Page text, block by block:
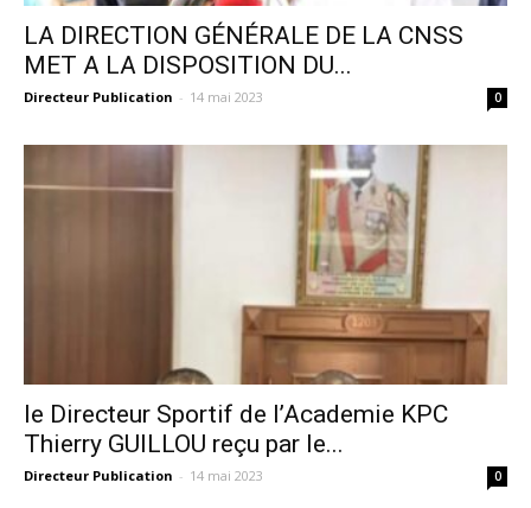
LA DIRECTION GÉNÉRALE DE LA CNSS
MET A LA DISPOSITION DU...
Directeur Publication - 14 mai 2023 0
le Directeur Sportif de l’Academie KPC
Thierry GUILLOU reçu par le...
Directeur Publication - 14 mai 2023 0